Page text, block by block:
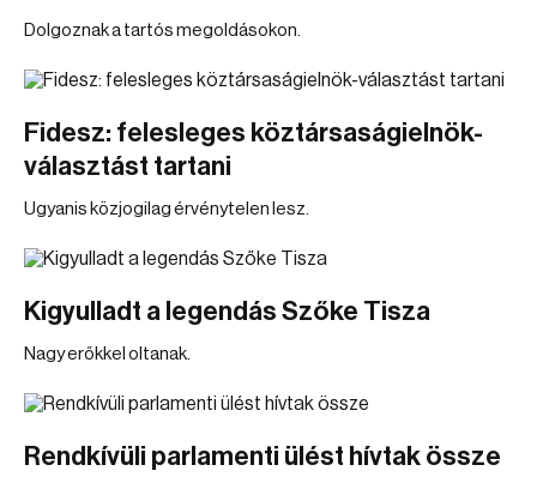
Dolgoznak a tartós megoldásokon.
Fidesz: felesleges köztársaságielnök-
választást tartani
Ugyanis közjogilag érvénytelen lesz.
Kigyulladt a legendás Szőke Tisza
Nagy erőkkel oltanak.
Rendkívüli parlamenti ülést hívtak össze